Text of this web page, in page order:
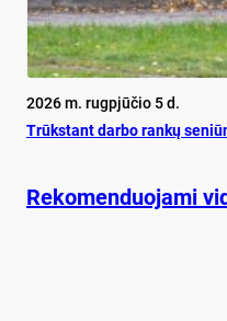
2026 m. rugpjūčio 5 d.
Trūks­tant dar­bo ran­kų
Rekomenduojami